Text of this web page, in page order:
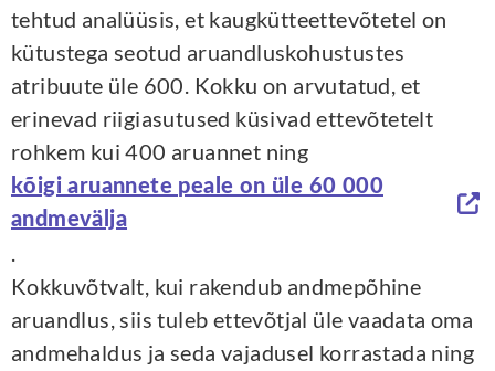
tehtud analüüsis, et kaugkütteettevõtetel on
kütustega seotud aruandluskohustustes
atribuute üle 600. Kokku on arvutatud, et
erinevad riigiasutused küsivad ettevõtetelt
rohkem kui 400 aruannet ning
kõigi aruannete peale on üle 60 000
andmevälja
.
Kokkuvõtvalt, kui rakendub andmepõhine
aruandlus, siis tuleb ettevõtjal üle vaadata oma
andmehaldus ja seda vajadusel korrastada ning